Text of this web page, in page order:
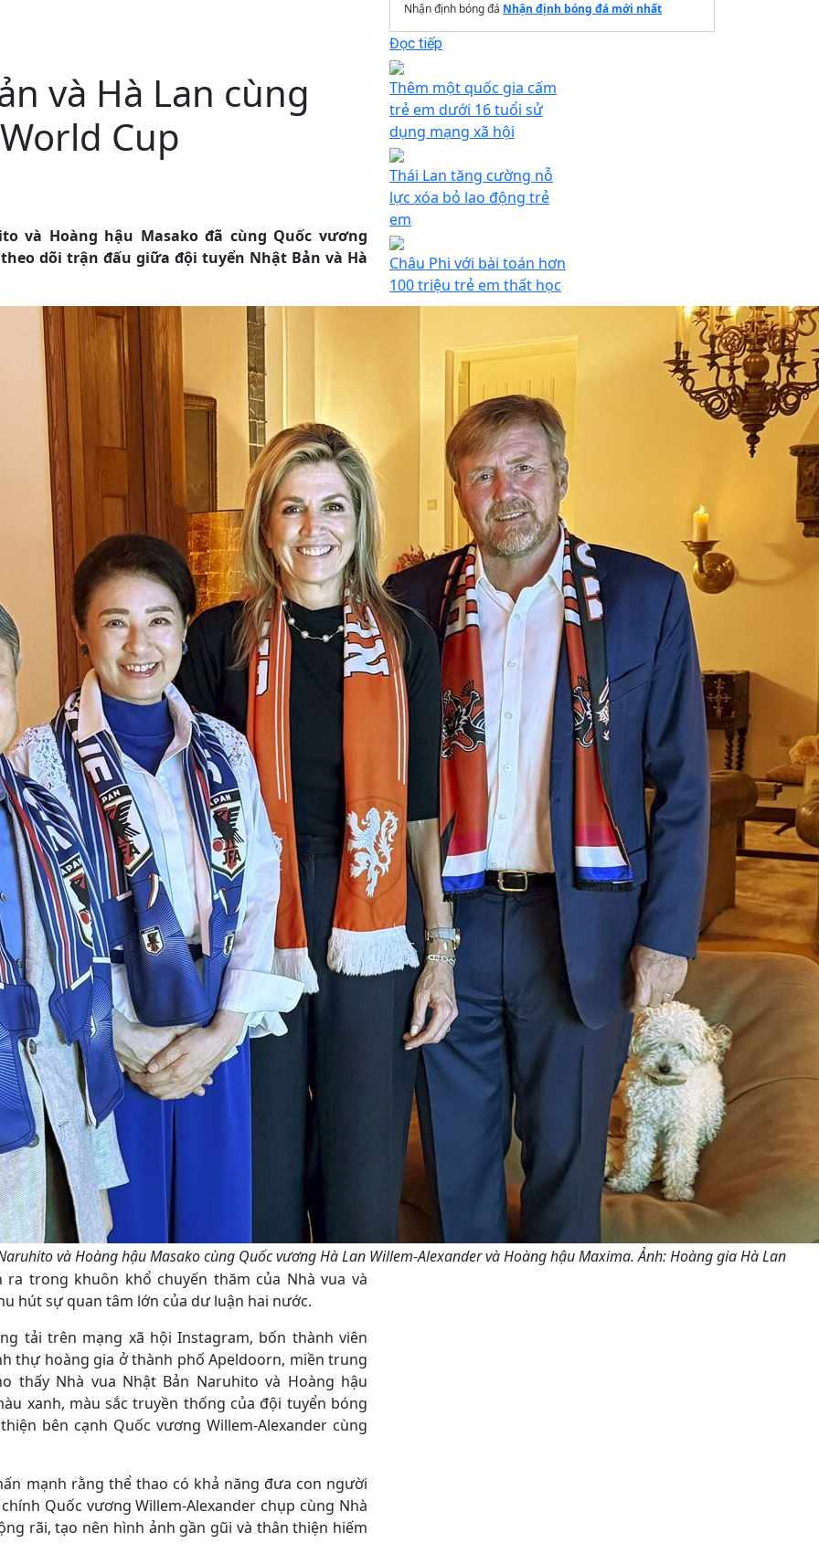
và Hà Lan cùng
Cup
và Hoàng hậu Masako đã cùng Quốc vương
dõi trận đấu giữa đội tuyển Nhật Bản và Hà
và Hoàng hậu Masako cùng Quốc vương Hà Lan Willem-Alexander và Hoàng hậu Maxima. Ảnh: Hoàng gia Hà Lan
trong khuôn khổ chuyến thăm của Nhà vua và
hút sự quan tâm lớn của dư luận hai nước.
tải trên mạng xã hội Instagram, bốn thành viên
thự hoàng gia ở thành phố Apeldoorn, miền trung
thấy Nhà vua Nhật Bản Naruhito và Hoàng hậu
xanh, màu sắc truyền thống của đội tuyển bóng
bên cạnh Quốc vương Willem-Alexander cùng
mạnh rằng thể thao có khả năng đưa con người
Quốc vương Willem-Alexander chụp cùng Nhà
rãi, tạo nên hình ảnh gần gũi và thân thiện hiếm
Nhận định bóng đá Nhận định bóng đá mới nhất
Đọc tiếp
Thêm một quốc gia cấm
trẻ em dưới 16 tuổi sử
dụng mạng xã hội
Thái Lan tăng cường nỗ
lực xóa bỏ lao động trẻ
em
Châu Phi với bài toán hơn
100 triệu trẻ em thất học